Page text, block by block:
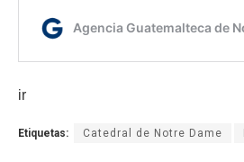
ir
Etiquetas: Catedral de Notre Dame